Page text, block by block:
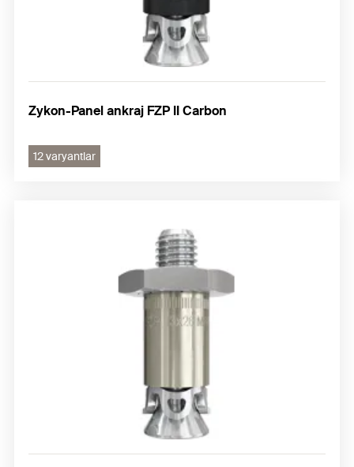
Zykon-Panel ankraj FZP II Carbon
12 varyantlar